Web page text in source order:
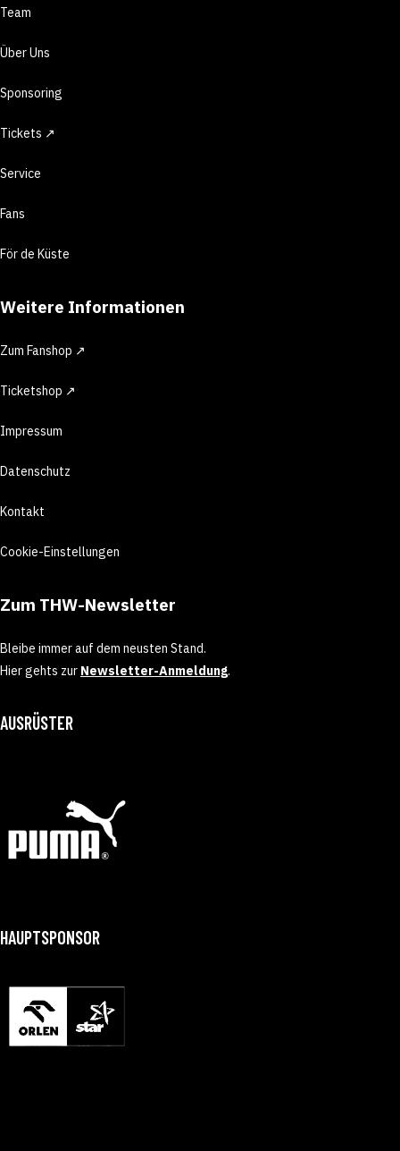
Team
Über Uns
Sponsoring
Tickets ↗
Service
Fans
För de Küste
Weitere Informationen
Zum Fanshop ↗
Ticketshop ↗
Impressum
Datenschutz
Kontakt
Cookie-Einstellungen
Zum THW-Newsletter
Bleibe immer auf dem neusten Stand.
Hier gehts zur Newsletter-Anmeldung.
AUSRÜSTER
HAUPTSPONSOR